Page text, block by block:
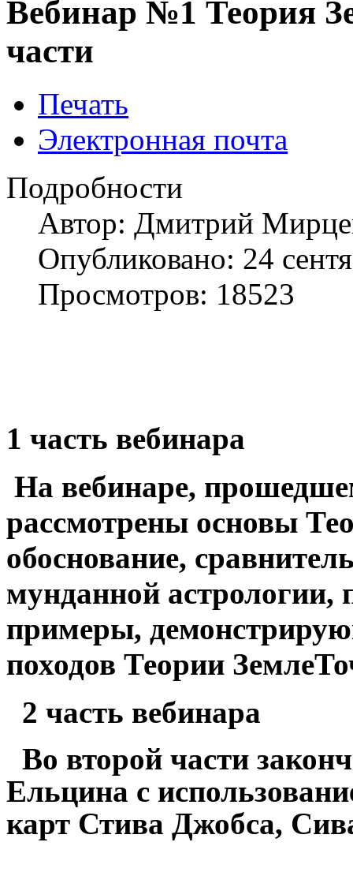
Вебинар №1 Теория
части
Печать
Электронная почта
Подробности
Автор: Дмитрий
Опубликовано: 24
Просмотров: 18523
1 часть вебинара
На вебинаре,
рассмотрены основы
обоснование,
мунданной астрологии,
примеры,
походов Теории
2 часть вебинара
Во второй части
Ельцина с
карт Стива Джобса,